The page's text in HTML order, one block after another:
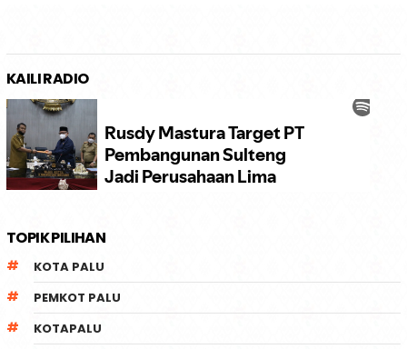
KAILI RADIO
TOPIK PILIHAN
KOTA PALU
PEMKOT PALU
KOTAPALU